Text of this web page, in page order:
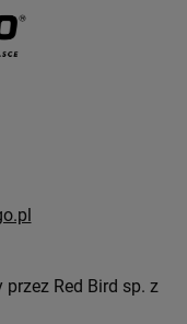
Red Bird sp. z